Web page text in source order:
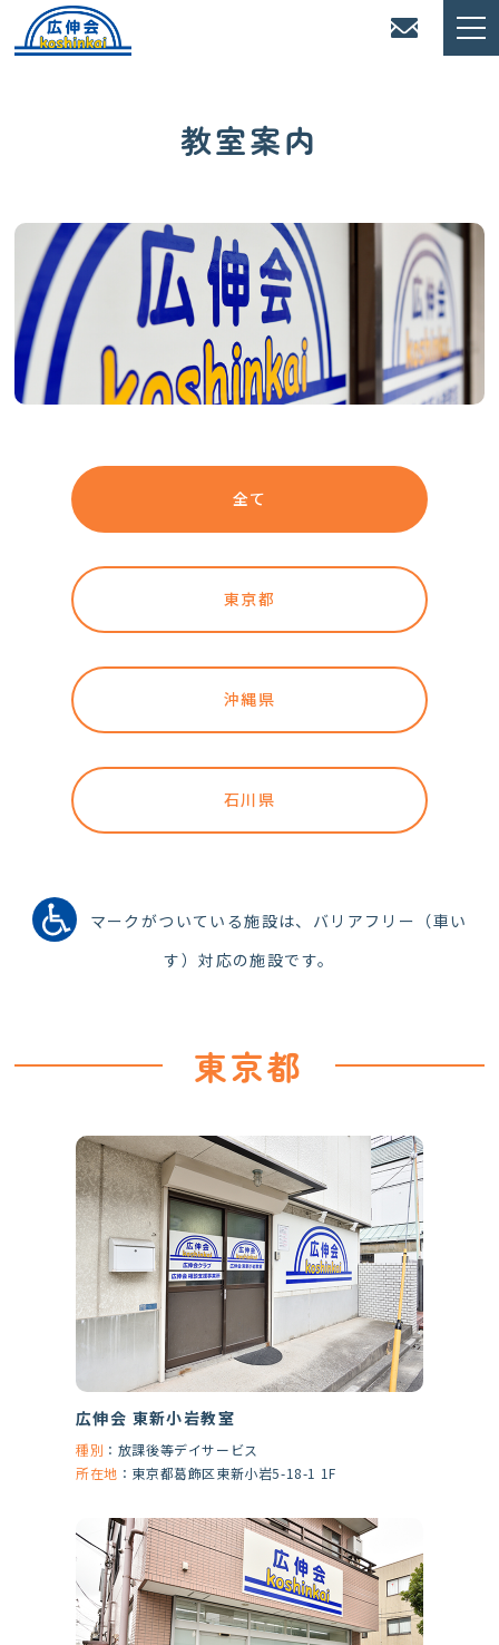
教室案内
全て
東京都
沖縄県
石川県
マークがついている施設は、バリアフリー（車い
す）対応の施設です。
東京都
広伸会 東新小岩教室
種別 ： 放課後等デイサービス
所在地 ： 東京都葛飾区東新小岩5-18-1 1F